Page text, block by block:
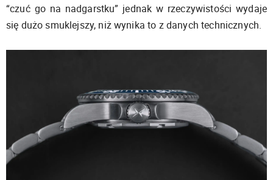
“czuć go na nadgarstku” jednak w rzeczywistości wydaje
się dużo smuklejszy, niż wynika to z danych technicznych.